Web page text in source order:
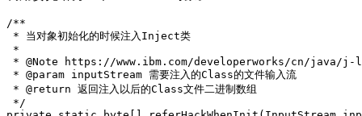
/**
* 当对象初始化的时候注入Inject类
*
* @Note https://www.ibm.com/developerworks/cn/java/j-
* @param inputStream 需要注入的Class的文件输入流
* @return 返回注入以后的Class文件二进制数组
*/